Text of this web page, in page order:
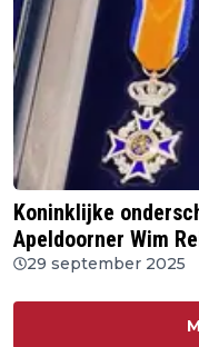
Koninklijke
Apeldoorner Wim
29 september 2025